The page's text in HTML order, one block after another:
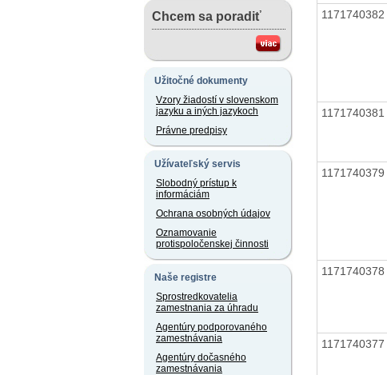
Chcem sa poradiť
Užitočné dokumenty
Vzory žiadostí v slovenskom
jazyku a iných jazykoch
Právne predpisy
Užívateľský servis
Slobodný prístup k
informáciám
Ochrana osobných údajov
Oznamovanie
protispoločenskej činnosti
Naše registre
Sprostredkovatelia
zamestnania za úhradu
Agentúry podporovaného
zamestnávania
Agentúry dočasného
zamestnávania
1171740382
1171740381
1171740379
1171740378
1171740377